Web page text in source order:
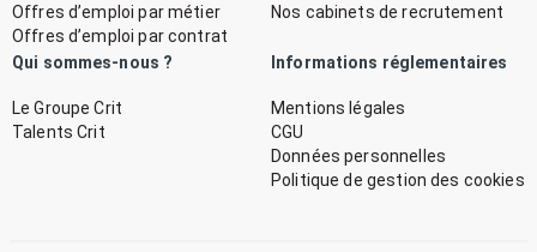
Offres d’emploi par métier
Offres d’emploi par contrat
Nos cabinets de recrutement
Qui sommes-nous ?
Le Groupe Crit
Talents Crit
Informations réglementaires
Mentions légales
CGU
Données personnelles
Politique de gestion des cookies